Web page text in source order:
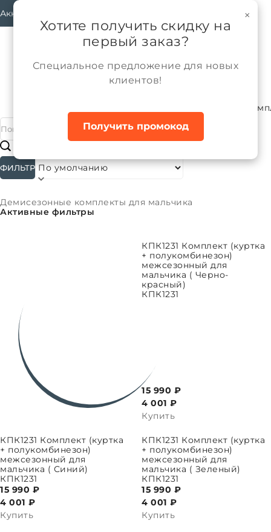
Аккаунт
#
Подкатегории
ФИЛЬТР Сортировать:
Демисезонные комплекты для мальчика
Активные фильтры
ВЫБРАТЬ ПАРАМЕТРЫ
КПК1231 Комплект (куртка
+ полукомбинезон)
межсезонный для
мальчика ( Черно-
красный)
КПК1231
15 990 ₽
4 001 ₽
Купить
КПК1231 Комплект (куртка
+ полукомбинезон)
межсезонный для
мальчика ( Синий)
КПК1231
15 990 ₽
4 001 ₽
Купить
ВЫБРАТЬ ПАРАМЕТРЫКПК1231 Комплект (куртка
+ полукомбинезон)
межсезонный для
мальчика ( Зеленый)
КПК1231
15 990 ₽
4 001 ₽
Купить
×
Хотите получить скидку на
первый заказ?
Специальное предложение для новых
клиентов!
Получить промокод